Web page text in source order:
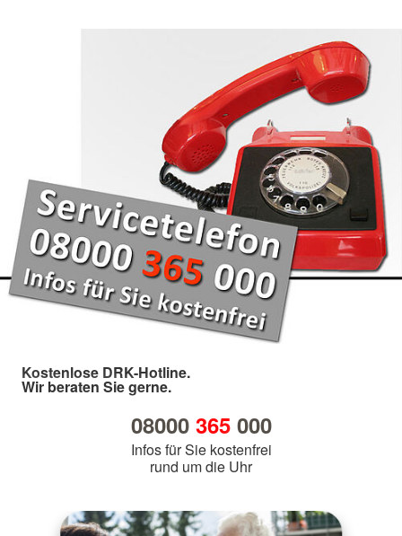
Kostenlose DRK-Hotline.
Wir beraten Sie gerne.
08000 365000
Infos für Sie kostenfrei
rund um die Uhr